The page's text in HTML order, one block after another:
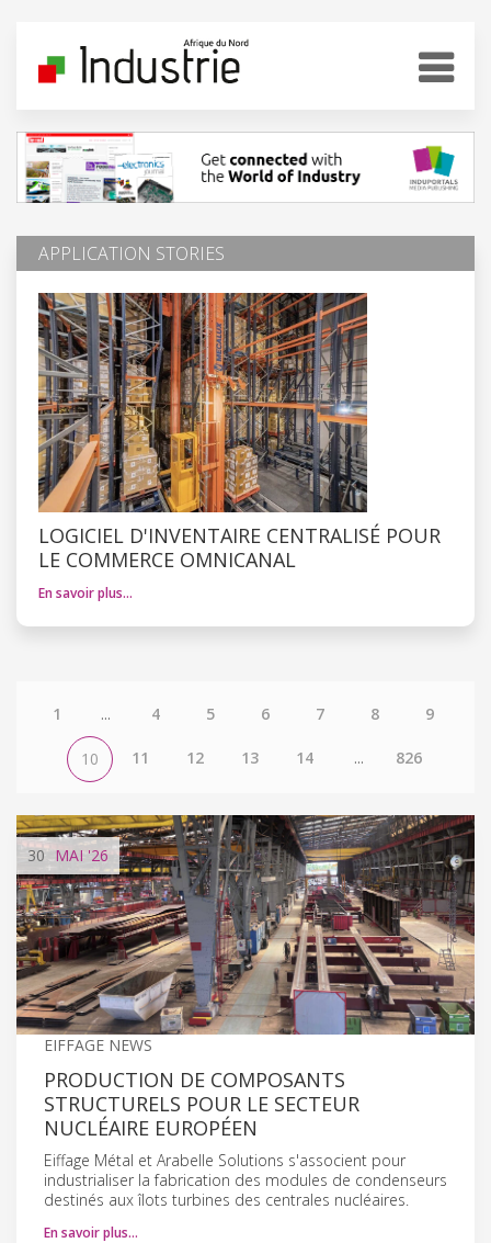
APPLICATION STORIES
LOGICIEL D'INVENTAIRE CENTRALISÉ POUR
LE COMMERCE OMNICANAL
En savoir plus…
1 ... 4 5 6 7 8 9
10 11 12 13 14 ... 826
30 MAI '26
EIFFAGE NEWS
PRODUCTION DE COMPOSANTS
STRUCTURELS POUR LE SECTEUR
NUCLÉAIRE EUROPÉEN
Eiffage Métal et Arabelle Solutions s'associent pour
industrialiser la fabrication des modules de condenseurs
destinés aux îlots turbines des centrales nucléaires.
En savoir plus…